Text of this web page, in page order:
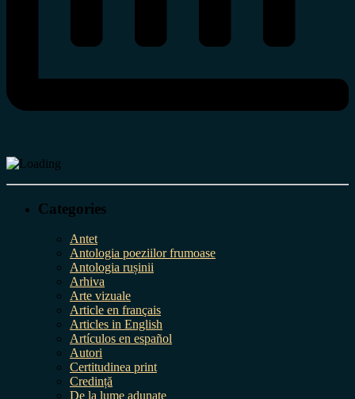
Categories
Antet
Antologia poeziilor frumoase
Antologia rușinii
Arhiva
Arte vizuale
Article en français
Articles in English
Artículos en español
Autori
Certitudinea print
Credință
De la lume adunate